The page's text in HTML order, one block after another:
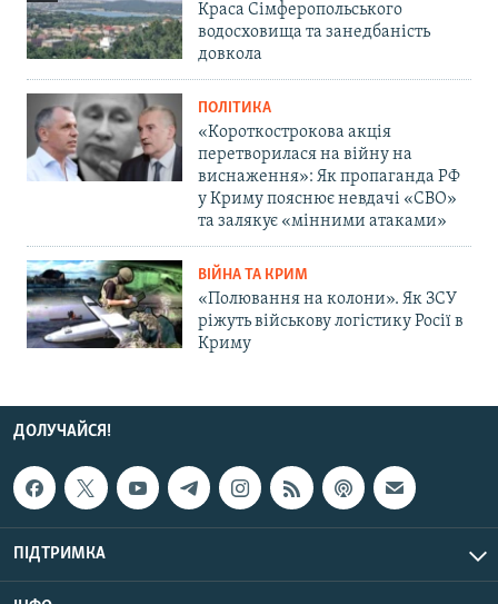
Краса Сімферопольського
водосховища та занедбаність
довкола
ПОЛІТИКА
«Короткострокова акція
перетворилася на війну на
виснаження»: Як пропаганда РФ
у Криму пояснює невдачі «СВО»
та залякує «мінними атаками»
ВІЙНА ТА КРИМ
«Полювання на колони». Як ЗСУ
ріжуть військову логістику Росії в
Криму
ДОЛУЧАЙСЯ!
ПІДТРИМКА